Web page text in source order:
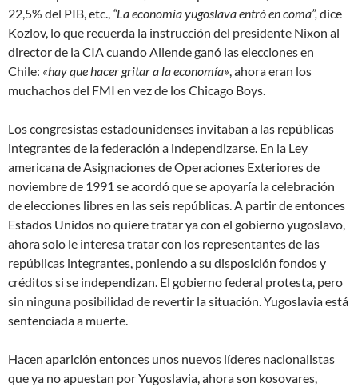
22,5% del PIB, etc., “La economía yugoslava entró en coma”, dice
Kozlov, lo que recuerda la instrucción del presidente Nixon al
director de la CIA cuando Allende ganó las elecciones en
Chile: «hay que hacer gritar a la economía», ahora eran los
muchachos del FMI en vez de los Chicago Boys.
Los congresistas estadounidenses invitaban a las repúblicas
integrantes de la federación a independizarse. En la Ley
americana de Asignaciones de Operaciones Exteriores de
noviembre de 1991 se acordó que se apoyaría la celebración
de elecciones libres en las seis repúblicas. A partir de entonces
Estados Unidos no quiere tratar ya con el gobierno yugoslavo,
ahora solo le interesa tratar con los representantes de las
repúblicas integrantes, poniendo a su disposición fondos y
créditos si se independizan. El gobierno federal protesta, pero
sin ninguna posibilidad de revertir la situación. Yugoslavia está
sentenciada a muerte.
Hacen aparición entonces unos nuevos líderes nacionalistas
que ya no apuestan por Yugoslavia, ahora son kosovares,